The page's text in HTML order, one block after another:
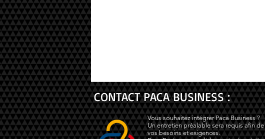
CONTACT PACA BUSINESS :
Vous souhaitez intégrer Paca Business ?
Un entretien préalable sera requis afin
vos besoins et exigences.